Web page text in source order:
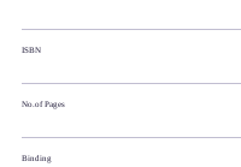
ISBN
No.of Pages
Binding